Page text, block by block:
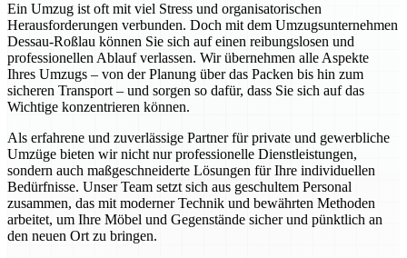
Ein Umzug ist oft mit viel Stress und organisatorischen
Herausforderungen verbunden. Doch mit dem Umzugsunternehmen
Dessau-Roßlau können Sie sich auf einen reibungslosen und
professionellen Ablauf verlassen. Wir übernehmen alle Aspekte
Ihres Umzugs – von der Planung über das Packen bis hin zum
sicheren Transport – und sorgen so dafür, dass Sie sich auf das
Wichtige konzentrieren können.
Als erfahrene und zuverlässige Partner für private und gewerbliche
Umzüge bieten wir nicht nur professionelle Dienstleistungen,
sondern auch maßgeschneiderte Lösungen für Ihre individuellen
Bedürfnisse. Unser Team setzt sich aus geschultem Personal
zusammen, das mit moderner Technik und bewährten Methoden
arbeitet, um Ihre Möbel und Gegenstände sicher und pünktlich an
den neuen Ort zu bringen.